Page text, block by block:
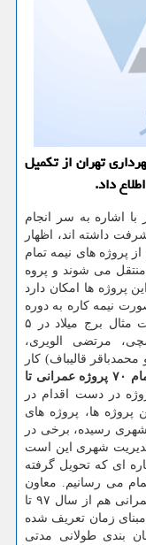
تهران از تكمیل
با اشاره به سر انجام
بیشتر از ۹۰ درصد پیشرفت داشته اند، اظهار
پروژه های نیمه تمام
می شوند و پروه
پروژه ها امكان دارد
نیمه كاره به دوره
بعدی شهرداری تهران منتقل شود به صورت مثال برج میلاد در ۵
مرتضی الویری،
قالیباف) كار
اتمام ۷۰ پروژه عمرانی تا
هم اكنون ۷۰ پروژه در دست اقدام در
پروژه ها، پروژه های
شهری رسیده، برخی در
شهری این است
نیمه كاره ای كه تحویل گرفته
می رسانیم. معاون
تهران افزود: برخی از پروژه های عمرانی هم از سال ۹۷ تا
مبنای زمان تعریف شده
بندی طولانی مدتی